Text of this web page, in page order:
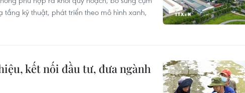
kỹ thuật, phát triển theo mô hình xanh,
kết nối đầu tư, đưa ngành